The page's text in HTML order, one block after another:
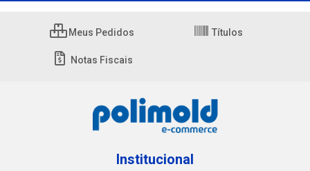
Meus Pedidos Títulos
Notas Fiscais
Institucional